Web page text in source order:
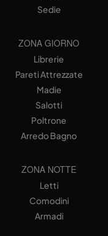
Sedie
ZONA GIORNO
Librerie
Pareti Attrezzate
Madie
Salotti
Poltrone
Arredo Bagno
ZONA NOTTE
Letti
Comodini
Armadi